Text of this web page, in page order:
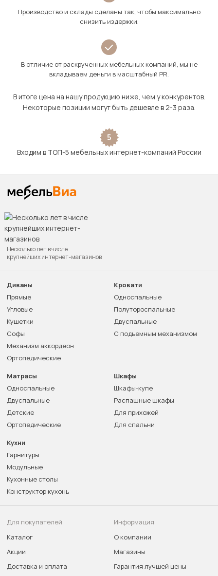
Производство и склады сделаны так, чтобы максимально
снизить издержки.
В отличие от раскрученных мебельных компаний, мы не
вкладываем деньги в масштабный PR.
В итоге цена на нашу продукцию ниже, чем у конкурентов.
Некоторые позиции могут быть дешевле в 2-3 раза.
5
Входим в ТОП-5 мебельных интернет-компаний России
Несколько лет в числе
крупнейших интернет-магазинов
Диваны
Прямые
Угловые
Кушетки
Софы
Механизм аккордеон
Ортопедические
Кровати
Односпальные
Полутороспальные
Двуспальные
С подъемным механизмом
Матрасы
Односпальные
Двуспальные
Детские
Ортопедические
Шкафы
Шкафы-купе
Распашные шкафы
Для прихожей
Для спальни
Кухни
Гарнитуры
Модульные
Кухонные столы
Конструктор кухонь
Для покупателей
Каталог
Акции
Доставка и оплата
Информация
О компании
Магазины
Гарантия лучшей цены